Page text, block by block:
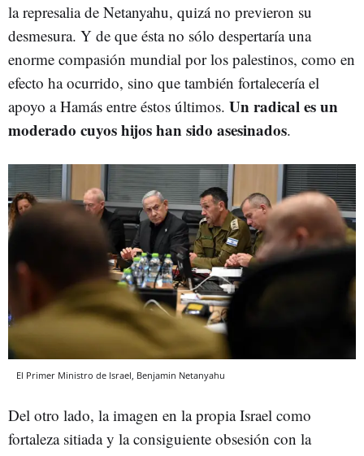
la represalia de Netanyahu, quizá no previeron su
desmesura. Y de que ésta no sólo despertaría una
enorme compasión mundial por los palestinos, como en
efecto ha ocurrido, sino que también fortalecería el
apoyo a Hamás entre éstos últimos. Un radical es un
moderado cuyos hijos han sido asesinados.
El Primer Ministro de Israel, Benjamin Netanyahu
Del otro lado, la imagen en la propia Israel como
fortaleza sitiada y la consiguiente obsesión con la